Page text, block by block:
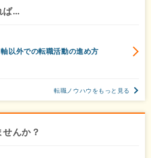
ば…
軸以外での転職活動の進め方
転職ノウハウをもっと見る
んか？